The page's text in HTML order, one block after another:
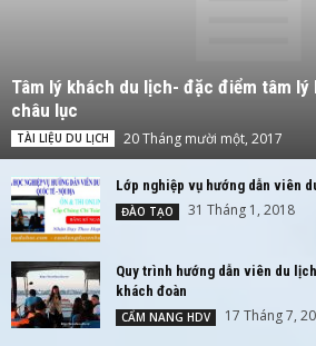
Tâm lý khách du lịch- đặc điểm tâm
châu lục
TÀI LIỆU DU LỊCH 20 Tháng mười một, 2017
Lớp nghiệp vụ hướng dẫn viên
ĐÀO TẠO 31 Tháng 1, 2018
Quy trình hướng dẫn viên du
khách đoàn
CẨM NANG HDV 17 Tháng 7,